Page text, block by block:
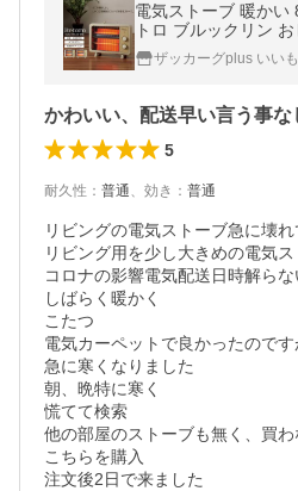
電気ストーブ 暖かい
トロ ブルックリン
電気 薄型 スリム 小
脱衣所
ザッカーグplus いい
かわいい、配送早い言う事な
5
耐久性 ： 普通、 効き ： 普通
リビングの電気ストーブ急に壊
リビング用を少し大きめの電気
コロナの影響電気配送日時解ら
しばらく暖かく
こたつ
電気カーペットで良かったのです
急に寒くなりました
朝、晩特に寒く
慌てて検索
他の部屋のストーブも無く、買
こちらを購入
注文後2日で来ました